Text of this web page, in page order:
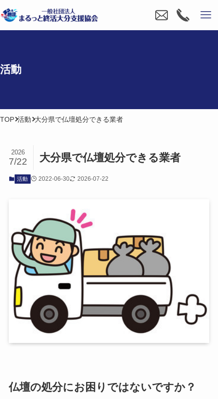
活動
TOP 活動 大分県で仏壇処分できる業者
大分県で​仏壇処分できる​業者
2026
7/22
活動 2022-06-30 2026-07-22
仏壇の処分にお困りではないですか？